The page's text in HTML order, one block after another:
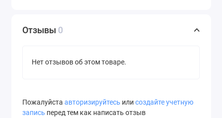
Отзывы 0
Нет отзывов об этом товаре.
Пожалуйста авторизируйтесь или создайте учетную
запись перед тем как написать отзыв